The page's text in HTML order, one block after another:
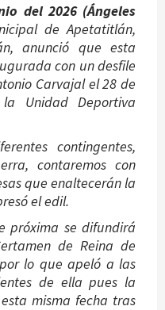
del 2026 (Ángeles
de Apetatitlán,
anunció que esta
con un desfile
Carvajal el 28 de
Unidad Deportiva
contingentes,
contaremos con
que enaltecerán la
el edil.
próxima se difundirá
de Reina de
lo que apeló a las
de ella pues la
misma fecha tras